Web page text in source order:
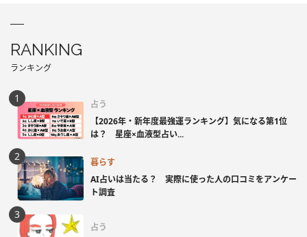
RANKING
ランキング
占う
【2026年・新年度最強運ランキング】気になる第1位
は？ 星座×血液型占い...
暮らす
AI占いは当たる？ 実際に使った人の口コミをアンケー
ト調査
占う